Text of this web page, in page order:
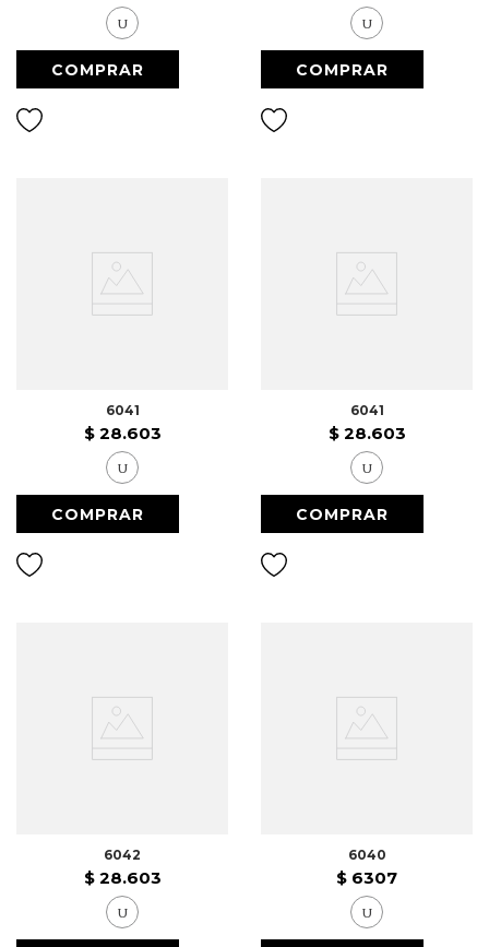
U U
6041
$ 28.603
U
6041
$ 28.603
U
6042
$ 28.603
U
6040
$ 6307
U